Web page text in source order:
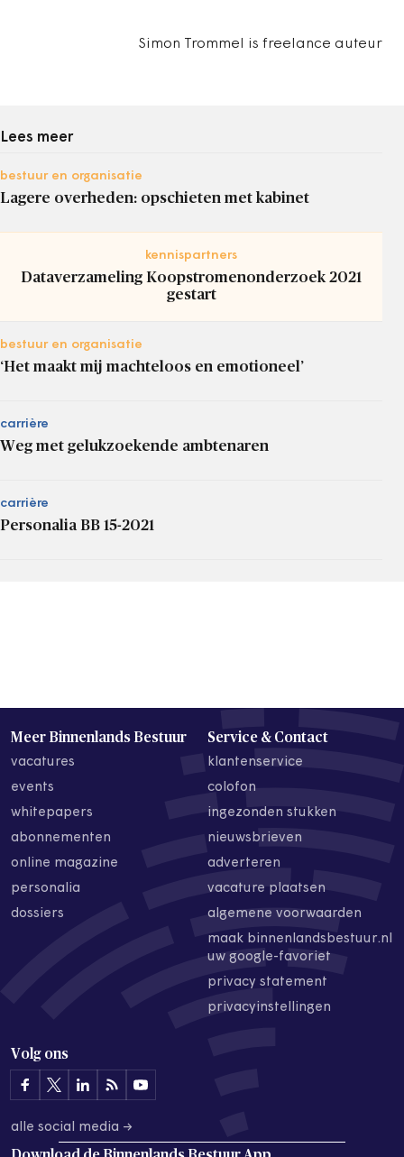
Simon Trommel is freelance auteur
Lees meer
bestuur en organisatie
Lagere overheden: opschieten met kabinet
kennispartners
Dataverzameling Koopstromenonderzoek 2021
gestart
bestuur en organisatie
‘Het maakt mij machteloos en emotioneel’
carrière
Weg met gelukzoekende ambtenaren
carrière
Personalia BB 15-2021
Meer Binnenlands Bestuur
vacatures
events
whitepapers
abonnementen
online magazine
personalia
dossiers
Service & Contact
klantenservice
colofon
ingezonden stukken
nieuwsbrieven
adverteren
vacature plaatsen
algemene voorwaarden
maak binnenlandsbestuur.nl
uw google-favoriet
privacy statement
privacyinstellingen
Volg ons
alle social media →